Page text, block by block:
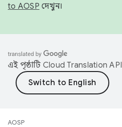
to AOSP দেখুন।
এই পৃষ্ঠাটি Cloud Translation API
AOSP